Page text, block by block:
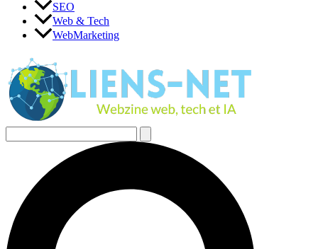
SEO
Web & Tech
WebMarketing